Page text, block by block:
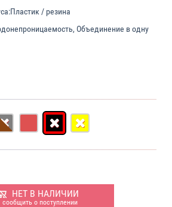
Пластик / резина
Объединение в одну
НЕТ В НАЛИЧИИ
сообщить о поступлении